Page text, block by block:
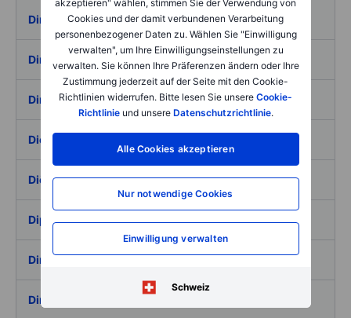
akzeptieren" wählen, stimmen Sie der Verwendung von
Cookies und der damit verbundenen Verarbeitung
personenbezogener Daten zu. Wählen Sie "Einwilligung
verwalten", um Ihre Einwilligungseinstellungen zu
verwalten. Sie können Ihre Präferenzen ändern oder Ihre
Zustimmung jederzeit auf der Seite mit den Cookie-
Richtlinien widerrufen. Bitte lesen Sie unsere Cookie-
Richtlinieund unsere Datenschutzrichtlinie.
Alle Cookies akzeptieren
Nur notwendige Cookies
Einwilligung verwalten
Schweiz
Dime Commercial Bancshares Inc
Dine Brands Global Inc.
Dingdong (Cayman) Limited - ADR
Diodes Inc.
Diös Fastigheter AB
Diploma
Direct Digital Holdings, Inc.
DirectBooking Technology Co Ltd.